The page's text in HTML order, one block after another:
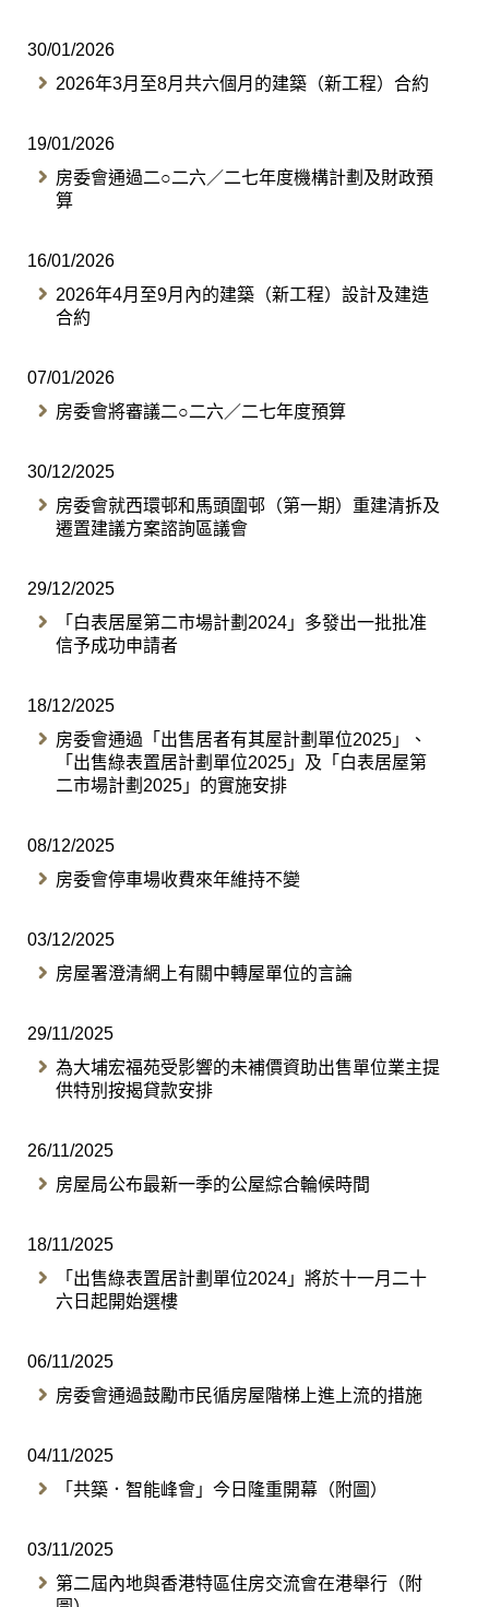
30/01/2026
2026年3月至8月共六個月的建築（新工程）合約
19/01/2026
​房委會通過二○二六／二七年度機構計劃及財政預
算
16/01/2026
2026年4月至9月內的建築（新工程）設計及建造
合約
07/01/2026
房委會將審議二○二六／二七年度預算
30/12/2025
房委會就西環邨和馬頭圍邨（第一期）重建清拆及
遷置建議方案諮詢區議會
29/12/2025
「白表居屋第二市場計劃2024」多發出一批批准
信予成功申請者
18/12/2025
房委會通過「出售居者有其屋計劃單位2025」、
「出售綠表置居計劃單位2025」及「白表居屋第
二市場計劃2025」的實施安排
08/12/2025
​房委會停車場收費來年維持不變
03/12/2025
房屋署澄清網上有關中轉屋單位的言論
29/11/2025
​為大埔宏福苑受影響的未補價資助出售單位業主提
供特別按揭貸款安排
26/11/2025
房屋局公布最新一季的公屋綜合輪候時間
18/11/2025
「出售綠表置居計劃單位2024」將於十一月二十
六日起開始選樓
06/11/2025
房委會通過鼓勵市民循房屋階梯上進上流的措施
04/11/2025
「共築．智能峰會」今日隆重開幕（附圖）
03/11/2025
第二屆內地與香港特區住房交流會在港舉行（附